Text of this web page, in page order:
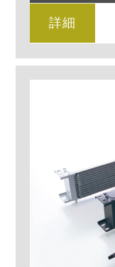
詳細